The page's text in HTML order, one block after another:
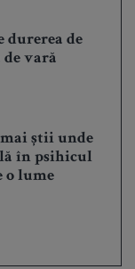
durerea de
vară
știi unde
în psihicul
o lume